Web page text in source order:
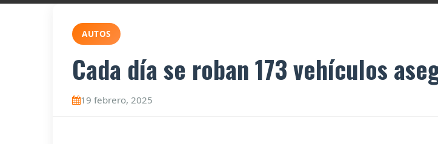
AUTOS
Cada día se roban 173 vehículos
19 febrero, 2025